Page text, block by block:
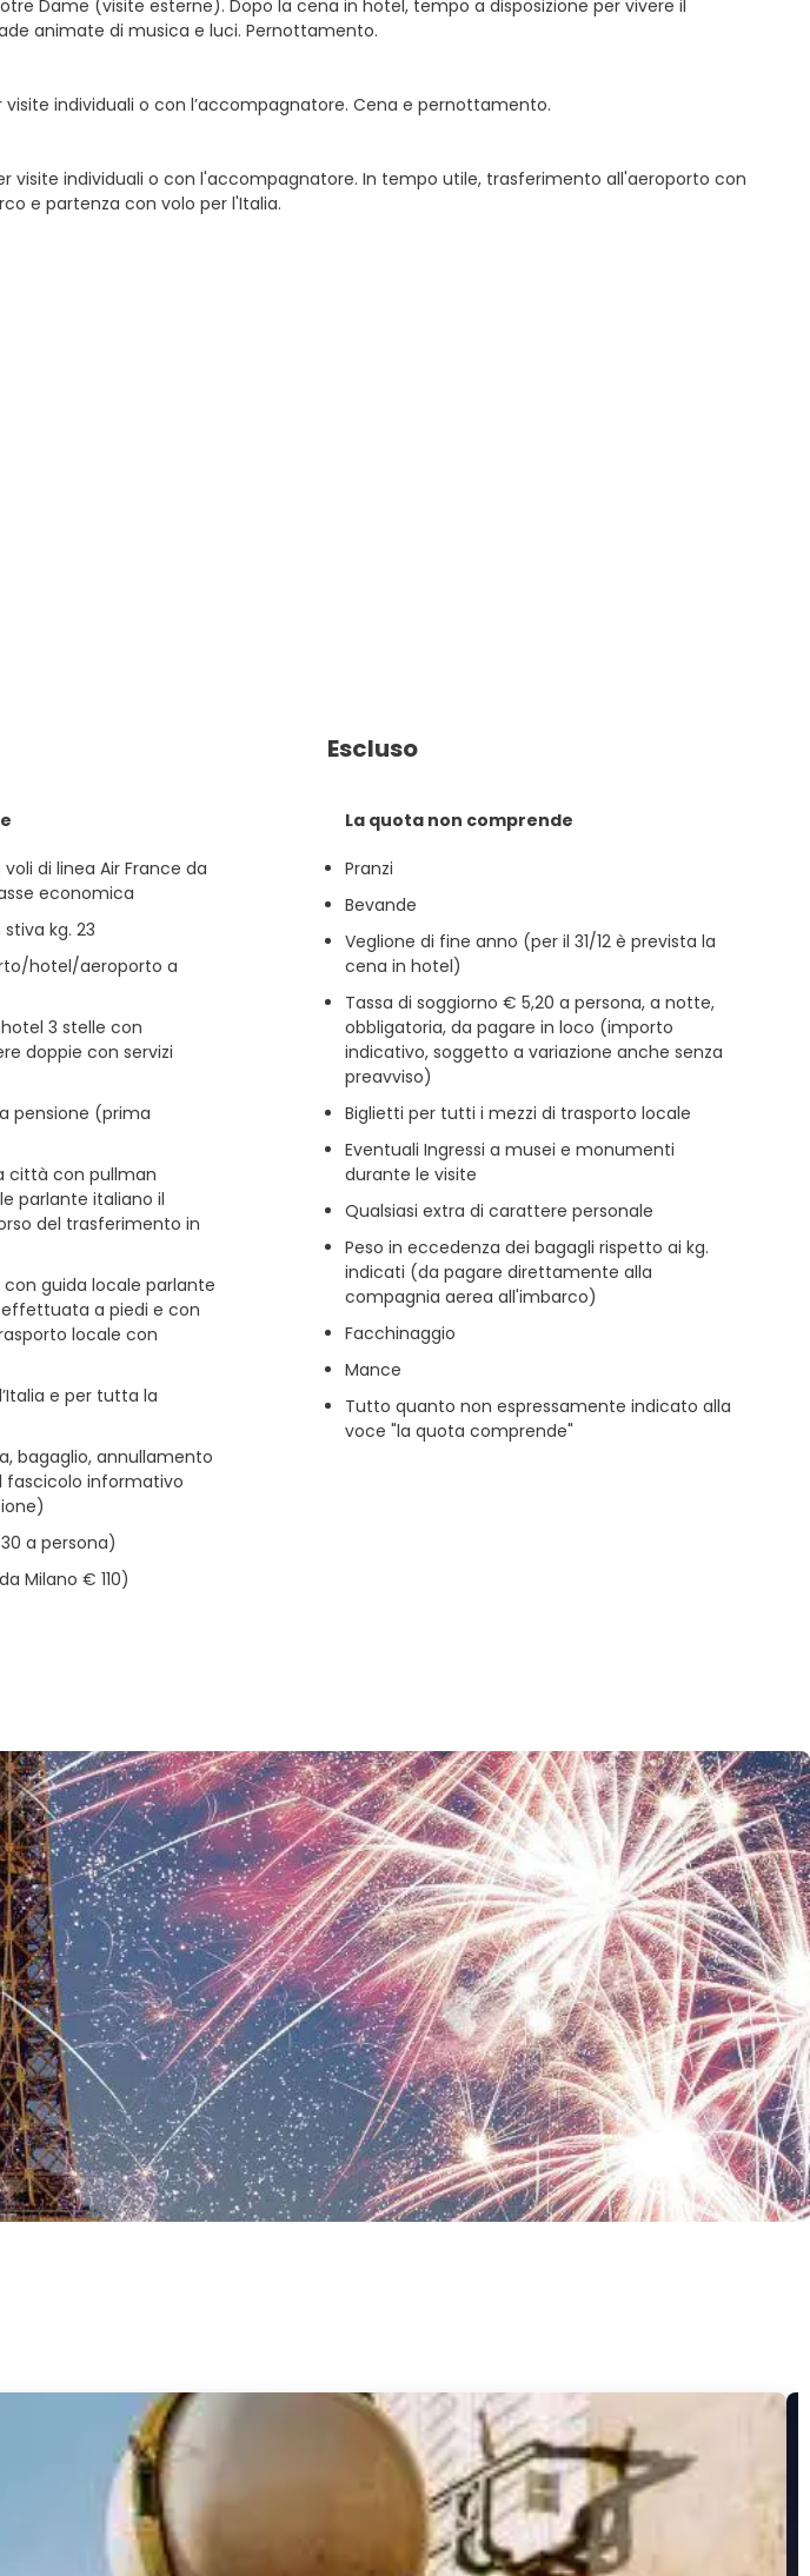
Dame (visite esterne). Dopo la cena in hotel, tempo a disposizione per vivere il
animate di musica e luci. Pernottamento.
visite individuali o con l’accompagnatore. Cena e pernottamento.
visite individuali o con l'accompagnatore. In tempo utile, trasferimento all'aeroporto con
e partenza con volo per l'Italia.
di linea Air France da
economica
kg. 23
hotel/aeroporto a
3 stelle con
doppie con servizi
pensione (prima
città con pullman
parlante italiano il
del trasferimento in
guida locale parlante
a piedi e con
locale con
e per tutta la
bagaglio, annullamento
fascicolo informativo
a persona)
Milano € 110)
Escluso
La quota non comprende
Pranzi
Bevande
Veglione di fine anno (per il 31/12 è prevista la
cena in hotel)
Tassa di soggiorno € 5,20 a persona, a notte,
obbligatoria, da pagare in loco (importo
indicativo, soggetto a variazione anche senza
preavviso)
Biglietti per tutti i mezzi di trasporto locale
Eventuali Ingressi a musei e monumenti
durante le visite
Qualsiasi extra di carattere personale
Peso in eccedenza dei bagagli rispetto ai kg.
indicati (da pagare direttamente alla
compagnia aerea all'imbarco)
Facchinaggio
Mance
Tutto quanto non espressamente indicato alla
voce "la quota comprende"